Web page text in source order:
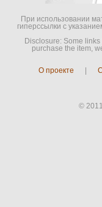
При использовании
гиперссылки c
Disclosure: Some
purchase the item,
О проекте
©